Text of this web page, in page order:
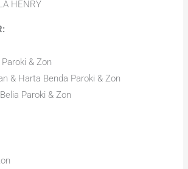
HENRY
& Zon
& Harta Benda Paroki & Zon
Paroki & Zon